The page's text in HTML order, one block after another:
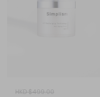
HKD $499.00